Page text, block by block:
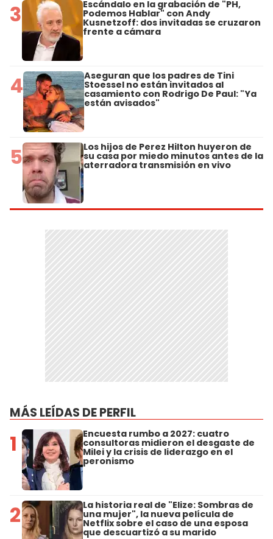
3 Escándalo en la grabación de "PH,
Podemos Hablar" con Andy
Kusnetzoff: dos invitadas se cruzaron
frente a cámara
4 Aseguran que los padres de Tini
Stoessel no están invitados al
casamiento con Rodrigo De Paul: "Ya
están avisados"
5 Los hijos de Perez Hilton huyeron de
su casa por miedo minutos antes de la
aterradora transmisión en vivo
MÁS LEÍDAS DE PERFIL
1 Encuesta rumbo a 2027: cuatro
consultoras midieron el desgaste de
Milei y la crisis de liderazgo en el
peronismo
2 La historia real de "Elize: Sombras de
una mujer", la nueva película de
Netflix sobre el caso de una esposa
que descuartizó a su marido